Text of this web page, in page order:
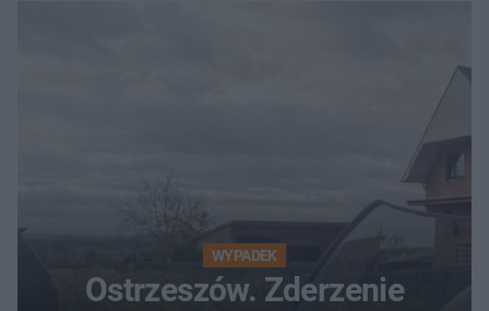
WYPADEK
Ostrzeszów. Zderzenie